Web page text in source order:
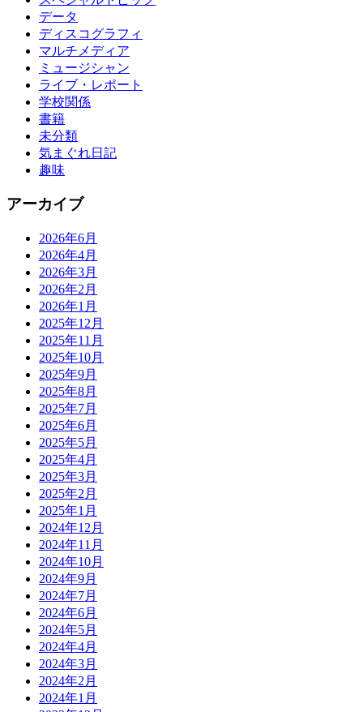
データ
ディスコグラフィ
マルチメディア
ミュージシャン
ライブ・レポート
学校関係
書籍
未分類
気まぐれ日記
趣味
アーカイブ
2026年6月
2026年4月
2026年3月
2026年2月
2026年1月
2025年12月
2025年11月
2025年10月
2025年9月
2025年8月
2025年7月
2025年6月
2025年5月
2025年4月
2025年3月
2025年2月
2025年1月
2024年12月
2024年11月
2024年10月
2024年9月
2024年7月
2024年6月
2024年5月
2024年4月
2024年3月
2024年2月
2024年1月